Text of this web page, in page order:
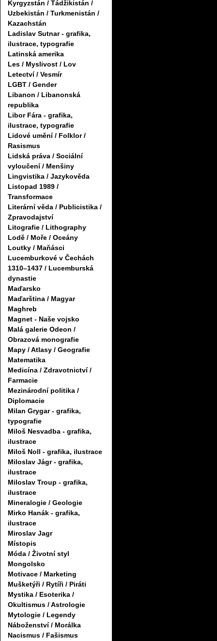
Kyrgyzstán / Tádžikistán /
Uzbekistán / Turkmenistán /
Kazachstán
Ladislav Sutnar - grafika,
ilustrace, typografie
Latinská amerika
Les / Myslivost / Lov
Letectví / Vesmír
LGBT / Gender
Libanon / Libanonská
republika
Libor Fára - grafika,
ilustrace, typografie
Lidové umění / Folklor /
Rasismus
Lidská práva / Sociální
vyloučení / Menšiny
Lingvistika / Jazykověda
Listopad 1989 /
Transformace
Literární věda / Publicistika /
Zpravodajství
Litografie / Lithography
Lodě / Moře / Oceány
Loutky / Maňásci
Lucemburkové v Čechách
1310–1437 / Lucemburská
dynastie
Maďarsko
Maďarština / Magyar
Maghreb
Magnet - Naše vojsko
Malá galerie Odeon /
Obrazová monografie
Mapy / Atlasy / Geografie
Matematika
Medicína / Zdravotnictví /
Farmacie
Mezinárodní politika /
Diplomacie
Milan Grygar - grafika,
typografie
Miloš Nesvadba - grafika,
ilustrace
Miloš Noll - grafika, ilustrace
Miloslav Jágr - grafika,
ilustrace
Miloslav Troup - grafika,
ilustrace
Mineralogie / Geologie
Mirko Hanák - grafika,
ilustrace
Miroslav Jagr
Místopis
Móda / Životní styl
Mongolsko
Motivace / Marketing
Mušketýři / Rytíři / Piráti
Mystika / Esoterika /
Okultismus / Astrologie
Mytologie / Legendy
Náboženství / Morálka
Nacismus / Fašismus